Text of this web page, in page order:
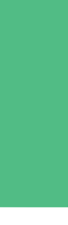
nach Bedarf mit